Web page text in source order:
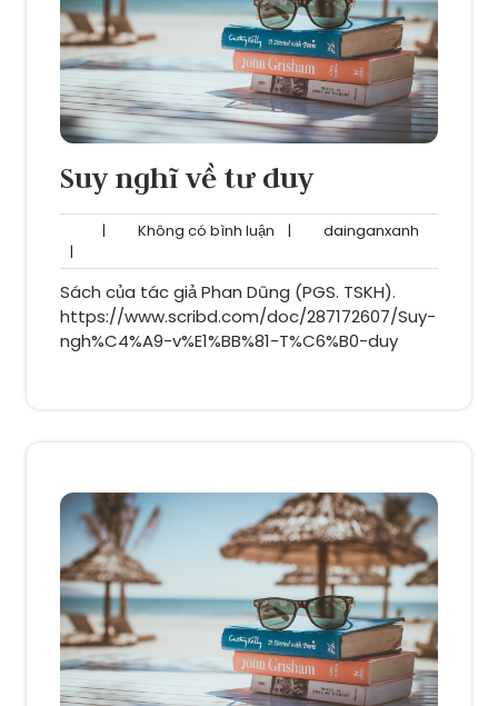
Suy nghĩ về tư duy
| Không có bình luận Không
bình
luận
| dainganxanh
|
Sách của tác giả Phan Dũng (PGS. TSKH).
https://www.scribd.com/doc/287172607/Suy-
ngh%C4%A9-v%E1%BB%81-T%C6%B0-duy